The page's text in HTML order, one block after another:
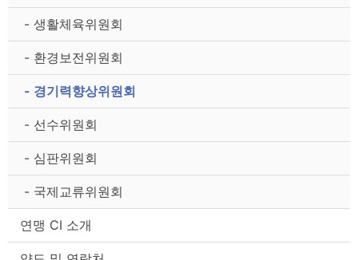
- 생활체육위원회
- 환경보전위원회
- 경기력향상위원회
- 선수위원회
- 심판위원회
- 국제교류위원회
연맹 CI 소개